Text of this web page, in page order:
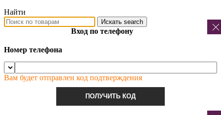
Найти
Искать search
Вход по телефону
Номер телефона
Вам будет отправлен код подтверждения
ПОЛУЧИТЬ КОД